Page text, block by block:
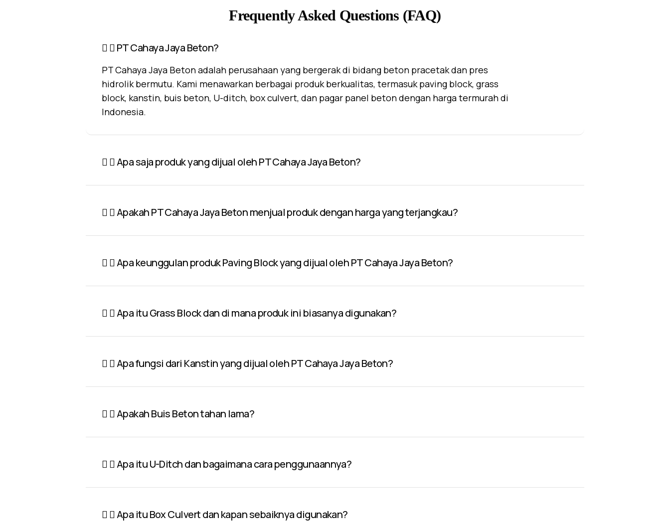
Frequently Asked Questions (FAQ)
PT Cahaya Jaya Beton?
PT Cahaya Jaya Beton adalah perusahaan yang bergerak di bidang beton pracetak dan pres
hidrolik bermutu. Kami menawarkan berbagai produk berkualitas, termasuk paving block, grass
block, kanstin, buis beton, U-ditch, box culvert, dan pagar panel beton dengan harga termurah di
Indonesia.
Apa saja produk yang dijual oleh PT Cahaya Jaya Beton?
Apakah PT Cahaya Jaya Beton menjual produk dengan harga yang terjangkau?
Apa keunggulan produk Paving Block yang dijual oleh PT Cahaya Jaya Beton?
Apa itu Grass Block dan di mana produk ini biasanya digunakan?
Apa fungsi dari Kanstin yang dijual oleh PT Cahaya Jaya Beton?
Apakah Buis Beton tahan lama?
Apa itu U-Ditch dan bagaimana cara penggunaannya?
Apa itu Box Culvert dan kapan sebaiknya digunakan?